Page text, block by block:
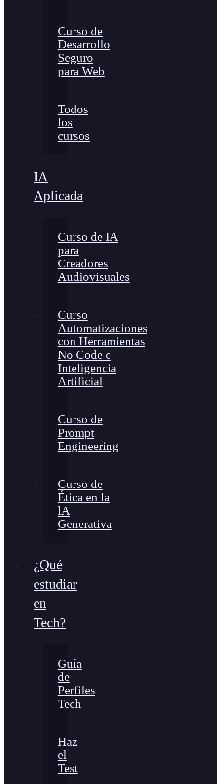
Curso de
Desarrollo
Seguro
para Web
Todos
los
cursos
IA
Aplicada
Curso de IA
para
Creadores
Audiovisuales
Curso
Automatizaciones
con Herramientas
No Code e
Inteligencia
Artificial
Curso de
Prompt
Engineering
Curso de
Ética en la
lA
Generativa
¿Qué
estudiar
en
Tech?
Guía
de
Perfiles
Tech
Haz
el
Test